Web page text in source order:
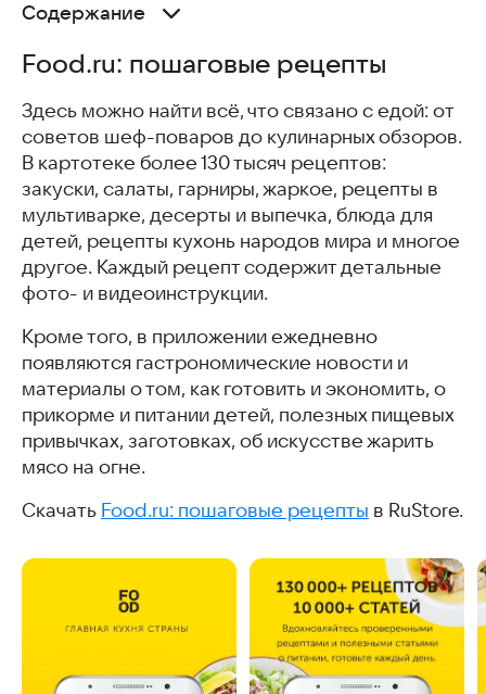
Содержание
Рецепты. Большой сборник. Готовить вкусно
Овкусе Проверенные рецепты
Рецепты – Что приготовить?
Рецепты завтраков
Тренд Рецепты – простые пошаговые рецепты с фото
Рецепты мультиварка
Рецепты по ингредиентам
RecipeHolder: рецепты, сборник рецепто
Рецепты в духовке
Food.ru: пошаговые рецепты
Здесь можно найти всё, что связано с едой: от
советов шеф-поваров до кулинарных обзоров.
В картотеке более 130 тысяч рецептов:
закуски, салаты, гарниры, жаркое, рецепты в
мультиварке, десерты и выпечка, блюда для
детей, рецепты кухонь народов мира и многое
другое. Каждый рецепт содержит детальные
фото- и видеоинструкции.
Кроме того, в приложении ежедневно
появляются гастрономические новости и
материалы о том, как готовить и экономить, о
прикорме и питании детей, полезных пищевых
привычках, заготовках, об искусстве жарить
мясо на огне.
Скачать Food.ru: пошаговые рецепты в RuStore.